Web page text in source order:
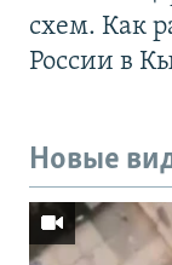
схем. Как
России в
Новые